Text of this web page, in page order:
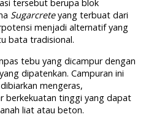
tersebut berupa blok
Sugarcreteyang terbuat dari
menjadi alternatif yang
bata tradisional.
tebu yang dicampur dengan
dipatenkan. Campuran ini
mengeras,
berkekuatan tinggi yang dapat
liat atau beton.